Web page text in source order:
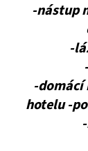
-nástup
-
-
hotelu -